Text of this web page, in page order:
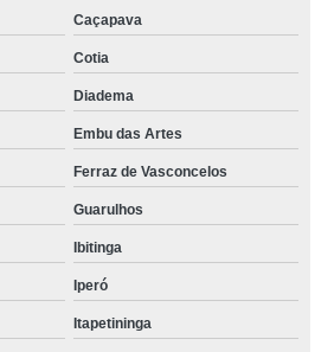
Caçapava
Cotia
Diadema
Embu das Artes
Ferraz de Vasconcelos
Guarulhos
Ibitinga
Iperó
Itapetininga